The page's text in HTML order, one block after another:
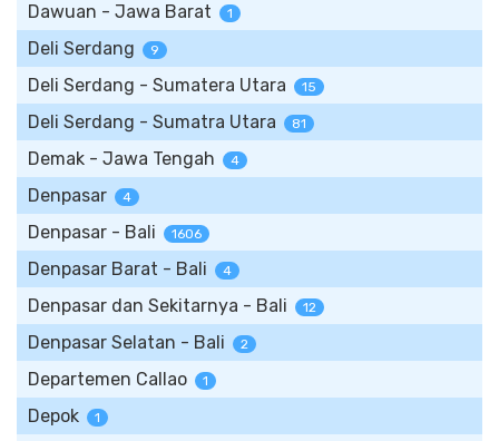
Dawuan - Jawa Barat 1
Deli Serdang 9
Deli Serdang - Sumatera Utara 15
Deli Serdang - Sumatra Utara 81
Demak - Jawa Tengah 4
Denpasar 4
Denpasar - Bali 1606
Denpasar Barat - Bali 4
Denpasar dan Sekitarnya - Bali 12
Denpasar Selatan - Bali 2
Departemen Callao 1
Depok 1